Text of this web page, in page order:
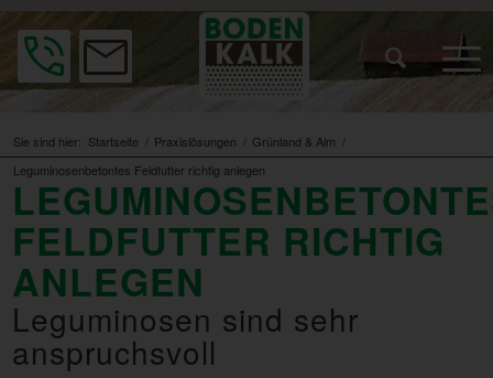
Sie sind hier: Startseite / Praxislösungen / Grünland & Alm /
Leguminosenbetontes Feldfutter richtig anlegen
FELDFUTTER RICHTIG
ANLEGEN
Leguminosen sind sehr
anspruchsvoll